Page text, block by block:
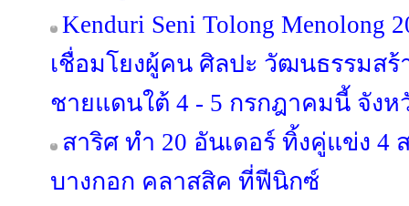
Kenduri Seni Tolong Menolong
เชื่อมโยงผู้คน ศิลปะ วัฒนธรรมส
ชายแดนใต้ 4 - 5 กรกฎาคมนี้ จัง
สาริศ ทำ 20 อันเดอร์ ทิ้งคู่แข่ง
บางกอก คลาสสิค ที่ฟีนิกซ์